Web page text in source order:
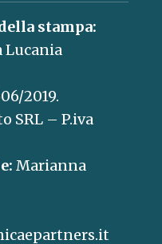
stampa:
Lucania
2019.
SRL – P.iva
Marianna